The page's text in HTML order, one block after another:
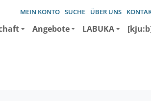
MEIN KONTO SUCHE ÜBER UNS
Angebote LABUKA